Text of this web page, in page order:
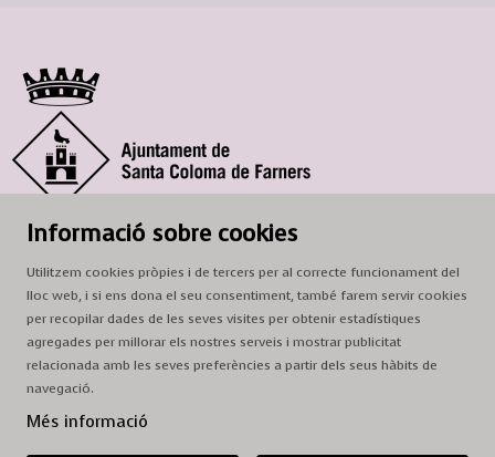
© Ajuntament de Santa Coloma de Farners
Adreça: c. del Prat, 16, 17430 Santa Coloma de Farners
A/e:cultura@scf.cat
Sitemap
Informació sobre cookies
Utilitzem cookies pròpies i de tercers per al correcte funcionament del
lloc web, i si ens dona el seu consentiment, també farem servir cookies
per recopilar dades de les seves visites per obtenir estadístiques
agregades per millorar els nostres serveis i mostrar publicitat
relacionada amb les seves preferències a partir dels seus hàbits de
navegació.
Més informació